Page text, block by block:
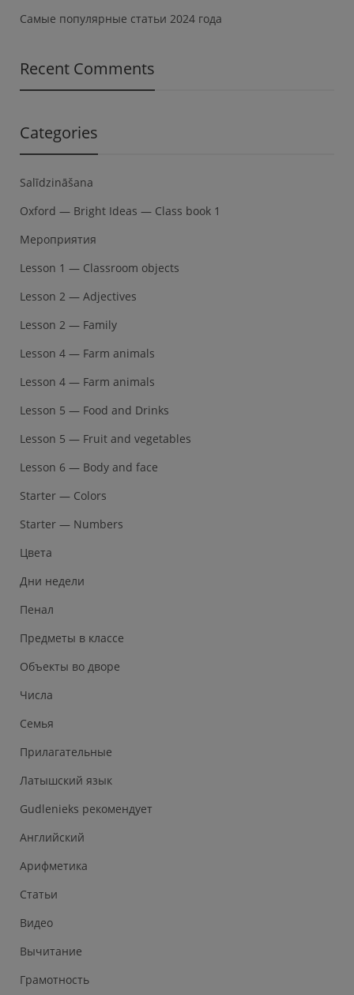
Самые популярные статьи 2024 года
Recent Comments
Categories
Salīdzināšana
Oxford — Bright Ideas — Class book 1
Мероприятия
Lesson 1 — Classroom objects
Lesson 2 — Adjectives
Lesson 2 — Family
Lesson 4 — Farm animals
Lesson 4 — Farm animals
Lesson 5 — Food and Drinks
Lesson 5 — Fruit and vegetables
Lesson 6 — Body and face
Starter — Colors
Starter — Numbers
Цвета
Дни недели
Пенал
Предметы в классе
Объекты во дворе
Числа
Семья
Прилагательные
Латышский язык
Gudlenieks рекомендует
Английский
Арифметика
Статьи
Видео
Вычитание
Грамотность